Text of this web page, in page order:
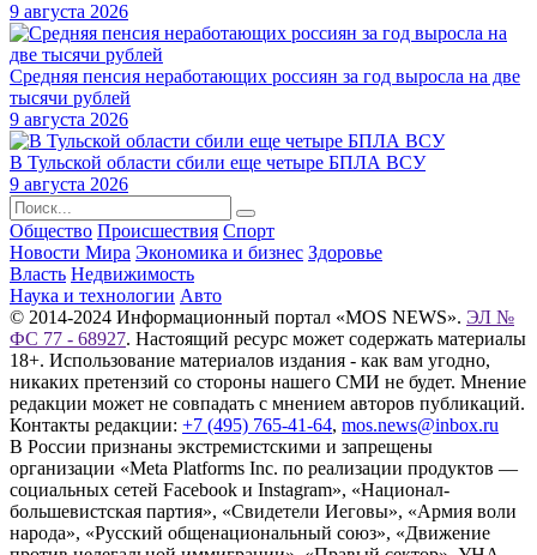
9 августа 2026
Средняя пенсия неработающих россиян за год выросла на две
тысячи рублей
9 августа 2026
В Тульской области сбили еще четыре БПЛА ВСУ
9 августа 2026
Общество Происшествия Спорт
Новости Мира Экономика и бизнес Здоровье
Власть Недвижимость
Наука и технологии Авто
© 2014-2024 Информационный портал «MOS NEWS». ЭЛ №
ФС 77 - 68927. Настоящий ресурс может содержать материалы
18+. Использование материалов издания - как вам угодно,
никаких претензий со стороны нашего СМИ не будет. Мнение
редакции может не совпадать с мнением авторов публикаций.
Контакты редакции: +7 (495) 765-41-64, mos.news@inbox.ru
В России признаны экстремистскими и запрещены
организации «Meta Platforms Inc. по реализации продуктов —
социальных сетей Facebook и Instagram», «Национал-
большевистская партия», «Свидетели Иеговы», «Армия воли
народа», «Русский общенациональный союз», «Движение